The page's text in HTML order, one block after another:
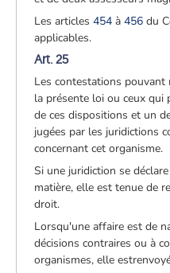
Les articles454 à456 du
applicables.
Art. 25
Les contestations pouvant
la présente loi ou ceux qui
de ces dispositions et un
jugées par les juridictions
concernant cet organisme.
Si une juridiction se
matière, elle est tenue de
droit.
Lorsqu'une affaire est de
décisions contraires ou à
organismes, elle est